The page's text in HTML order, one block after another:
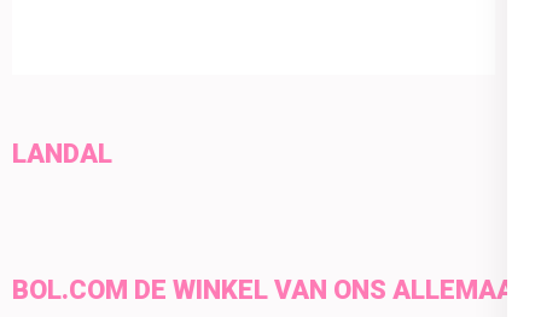
LANDAL
BOL.COM DE WINKEL VAN ONS ALLEMAAL